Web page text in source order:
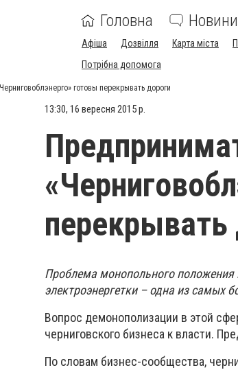
Головна Новини
Афіша Дозвілля Карта міста
Потрібна допомога
готовы перекрывать дороги
13:30, 16 вересня 2015 р.
перекрывать
Проблема монопольного положения
электроэнергетки – одна из самых
Вопрос демонополизации в этой
черниговского бизнеса к власти.
По словам бизнес-сообщества,